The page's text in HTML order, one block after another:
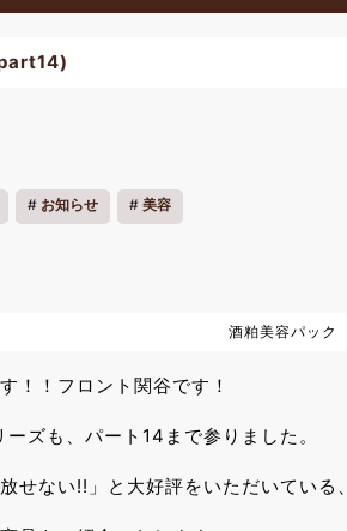
お知らせ 美容
酒粕美容パック
！！フロント関谷です！
ズも、パート14まで参りました。
せない!!」と大好評をいただいている、